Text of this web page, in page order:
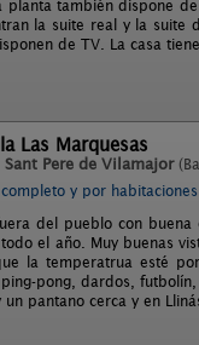
planta también dispone
la suite real y la suite
de TV. La casa
Las Marquesas
Sant Pere de Vilamajor
y por habitaciones
del pueblo con
el año. Muy buenas
la temperatrua esté
pong, dardos,
pantano cerca y en